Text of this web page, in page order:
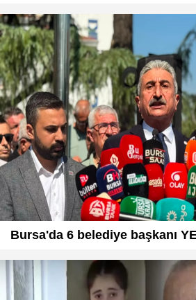
Bursa'da 6 belediye başkanı